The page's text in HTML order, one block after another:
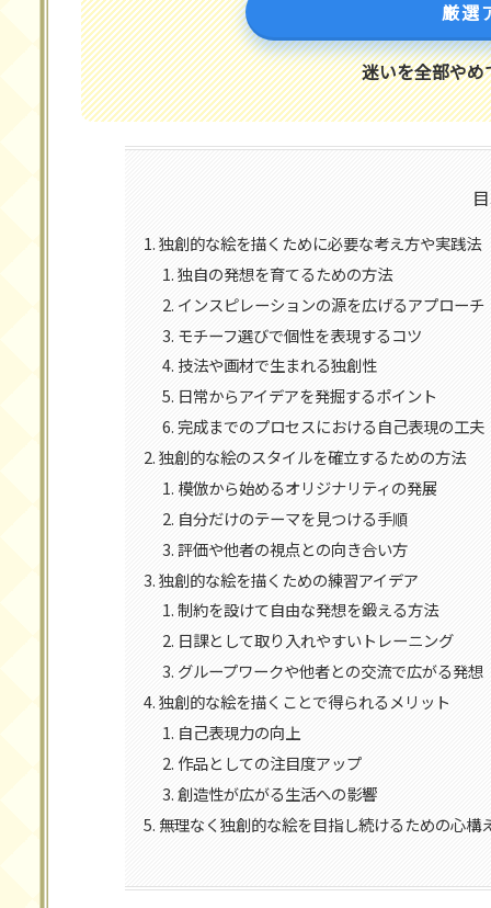
厳選
迷いを全部や
独創的な絵を描くために必要な考え方や実践法
独自の発想を育てるための方法
インスピレーションの源を広げるアプローチ
モチーフ選びで個性を表現するコツ
技法や画材で生まれる独創性
日常からアイデアを発掘するポイント
完成までのプロセスにおける自己表現の工夫
独創的な絵のスタイルを確立するための方法
模倣から始めるオリジナリティの発展
自分だけのテーマを見つける手順
評価や他者の視点との向き合い方
独創的な絵を描くための練習アイデア
制約を設けて自由な発想を鍛える方法
日課として取り入れやすいトレーニング
グループワークや他者との交流で広がる発想
独創的な絵を描くことで得られるメリット
自己表現力の向上
作品としての注目度アップ
創造性が広がる生活への影響
無理なく独創的な絵を目指し続けるための心構